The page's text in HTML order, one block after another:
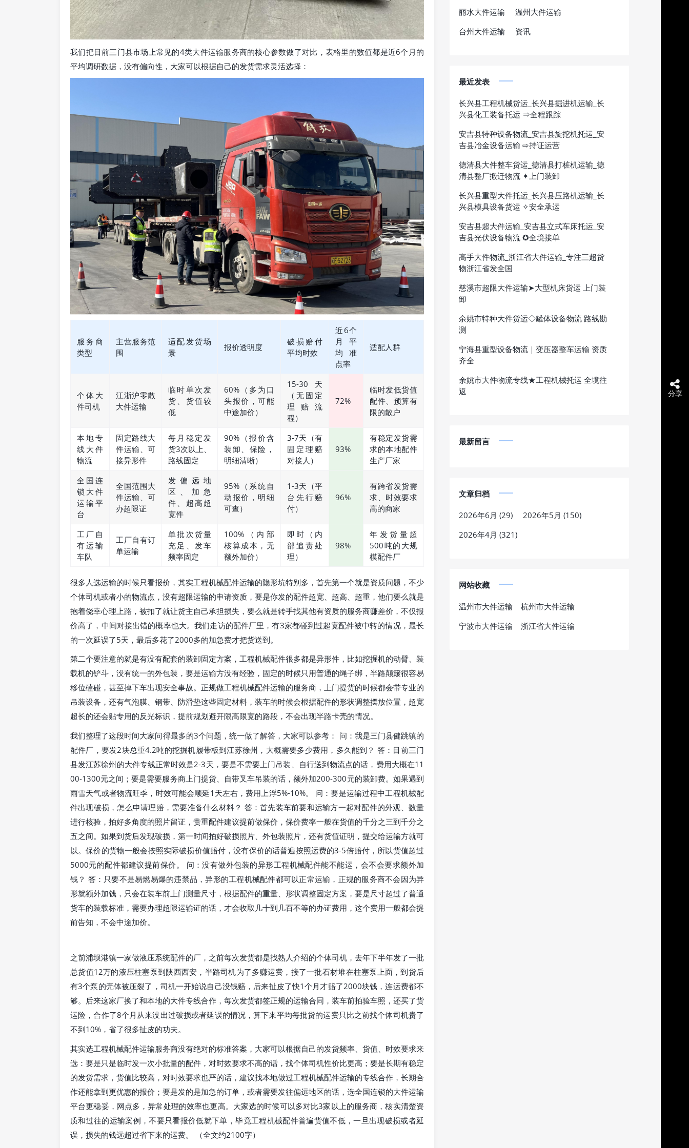
我们把目前三门县市场上常见的4类大件运输服务商的核心参数做了对比，表格里的数值都是近6个月的
平均调研数据，没有偏向性，大家可以根据自己的发货需求灵活选择：
服务商
类型
主营服务范
围
适配发货场
景
报价透明度
破损赔付
平均时效
近6个
月平
均准
点率
适配人群
个体大
件司机
江浙沪零散
大件运输
临时单次发
货、货值较
低
60%（多为口
头报价，可能
中途加价）
15-30天
（无固定
理赔流
程）
72%
临时发低货值
配件、预算有
限的散户
本地专
线大件
物流
固定路线大
件运输、可
接异形件
每月稳定发
货3次以上、
路线固定
90%（报价含
装卸、保险，
明细清晰）
3-7天（有
固定理赔
对接人）
93%
有稳定发货需
求的本地配件
生产厂家
全国连
锁大件
运输平
台
全国范围大
件运输、可
办超限证
发偏远地
区、加急
件、超高超
宽件
95%（系统自
动报价，明细
可查）
1-3天（平
台先行赔
付）
96%
有跨省发货需
求、时效要求
高的商家
工厂自
有运输
车队
工厂自有订
单运输
单批次货量
充足、发车
频率固定
100%（内部
核算成本，无
额外加价）
即时（内
部追责处
理）
98%
年发货量超
500吨的大规
模配件厂
很多人选运输的时候只看报价，其实工程机械配件运输的隐形坑特别多，首先第一个就是资质问题，不少
个体司机或者小的物流点，没有超限运输的申请资质，要是你发的配件超宽、超高、超重，他们要么就是
抱着侥幸心理上路，被扣了就让货主自己承担损失，要么就是转手找其他有资质的服务商赚差价，不仅报
价高了，中间对接出错的概率也大。我们走访的配件厂里，有3家都碰到过超宽配件被中转的情况，最长
的一次延误了5天，最后多花了2000多的加急费才把货送到。
第二个要注意的就是有没有配套的装卸固定方案，工程机械配件很多都是异形件，比如挖掘机的动臂、装
载机的铲斗，没有统一的外包装，要是运输方没有经验，固定的时候只用普通的绳子绑，半路颠簸很容易
移位磕碰，甚至掉下车出现安全事故。正规做工程机械配件运输的服务商，上门提货的时候都会带专业的
吊装设备，还有气泡膜、钢带、防滑垫这些固定材料，装车的时候会根据配件的形状调整摆放位置，超宽
超长的还会贴专用的反光标识，提前规划避开限高限宽的路段，不会出现半路卡壳的情况。
我们整理了这段时间大家问得最多的3个问题，统一做了解答，大家可以参考： 问：我是三门县健跳镇的
配件厂，要发2块总重4.2吨的挖掘机履带板到江苏徐州，大概需要多少费用，多久能到？ 答：目前三门
县发江苏徐州的大件专线正常时效是2-3天，要是不需要上门吊装、自行送到物流点的话，费用大概在11
00-1300元之间；要是需要服务商上门提货、自带叉车吊装的话，额外加200-300元的装卸费。如果遇到
雨雪天气或者物流旺季，时效可能会顺延1天左右，费用上浮5%-10%。 问：要是运输过程中工程机械配
件出现破损，怎么申请理赔，需要准备什么材料？ 答：首先装车前要和运输方一起对配件的外观、数量
进行核验，拍好多角度的照片留证，贵重配件建议提前做保价，保价费率一般在货值的千分之三到千分之
五之间。如果到货后发现破损，第一时间拍好破损照片、外包装照片，还有货值证明，提交给运输方就可
以。保价的货物一般会按照实际破损价值赔付，没有保价的话普遍按照运费的3-5倍赔付，所以货值超过
5000元的配件都建议提前保价。 问：没有做外包装的异形工程机械配件能不能运，会不会要求额外加
钱？ 答：只要不是易燃易爆的违禁品，异形的工程机械配件都可以正常运输，正规的服务商不会因为异
形就额外加钱，只会在装车前上门测量尺寸，根据配件的重量、形状调整固定方案，要是尺寸超过了普通
货车的装载标准，需要办理超限运输证的话，才会收取几十到几百不等的办证费用，这个费用一般都会提
前告知，不会中途加价。
之前浦坝港镇一家做液压系统配件的厂，之前每次发货都是找熟人介绍的个体司机，去年下半年发了一批
总货值12万的液压柱塞泵到陕西西安，半路司机为了多赚运费，接了一批石材堆在柱塞泵上面，到货后
有3个泵的壳体被压裂了，司机一开始说自己没钱赔，后来扯皮了快1个月才赔了2000块钱，连运费都不
够。后来这家厂换了和本地的大件专线合作，每次发货都签正规的运输合同，装车前拍验车照，还买了货
运险，合作了8个月从来没出过破损或者延误的情况，算下来平均每批货的运费只比之前找个体司机贵了
不到10%，省了很多扯皮的功夫。
其实选工程机械配件运输服务商没有绝对的标准答案，大家可以根据自己的发货频率、货值、时效要求来
选：要是只是临时发一次小批量的配件，对时效要求不高的话，找个体司机性价比更高；要是长期有稳定
的发货需求，货值比较高，对时效要求也严的话，建议找本地做过工程机械配件运输的专线合作，长期合
作还能拿到更优惠的报价；要是发的是加急的订单，或者需要发往偏远地区的话，选全国连锁的大件运输
平台更稳妥，网点多，异常处理的效率也更高。大家选的时候可以多对比3家以上的服务商，核实清楚资
质和过往的运输案例，不要只看报价低就下单，毕竟工程机械配件普遍货值不低，一旦出现破损或者延
误，损失的钱远超过省下来的运费。 （全文约2100字）
丽水大件运输
温州大件运输
台州大件运输
资讯
最近发表
长兴县工程机械货运_长兴县掘进机运输_长
兴县化工装备托运 ⇒全程跟踪
安吉县特种设备物流_安吉县旋挖机托运_安
吉县冶金设备运输 ⇨持证运营
德清县大件整车货运_德清县打桩机运输_德
清县整厂搬迁物流 ✦上门装卸
长兴县重型大件托运_长兴县压路机运输_长
兴县模具设备货运 ✧安全承运
安吉县超大件运输_安吉县立式车床托运_安
吉县光伏设备物流 ✪全境接单
高手大件物流_浙江省大件运输_专注三超货
物浙江省发全国
慈溪市超限大件运输➤大型机床货运 上门装
卸
余姚市特种大件货运◇罐体设备物流 路线勘
测
宁海县重型设备物流｜变压器整车运输 资质
齐全
余姚市大件物流专线★工程机械托运 全境往
返
最新留言
文章归档
2026年6月 (29)
2026年5月 (150)
2026年4月 (321)
网站收藏
温州市大件运输
杭州市大件运输
宁波市大件运输
浙江省大件运输
分享